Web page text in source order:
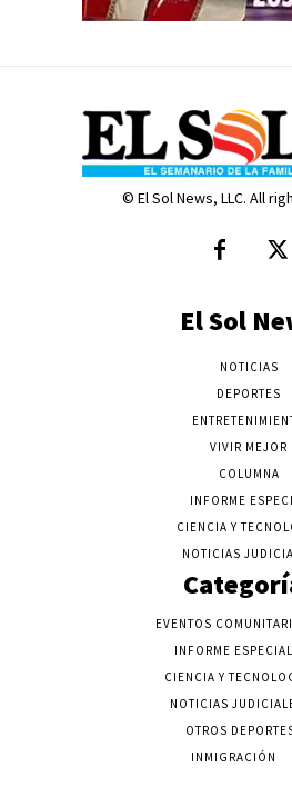
© El Sol News, LLC. All
El Sol
NOTICIAS
DEPORTES
VIVIR MEJOR
COLUMNA
INFORME
CIENCIA Y
NOTICIAS
EVENTOS
INFORME ESPECIAL
CIENCIA Y
NOTICIAS
OTROS
INMIGRACIÓN